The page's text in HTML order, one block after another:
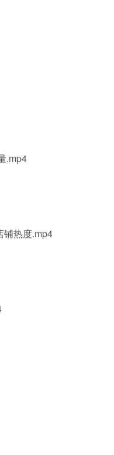
.mp4
铺热度.mp4